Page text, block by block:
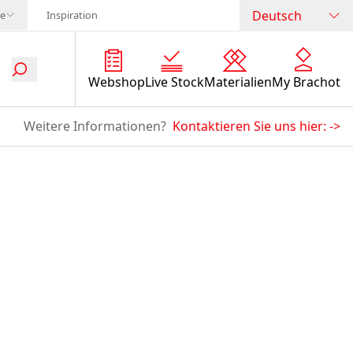
Inspiration Deutsch
WebshopLive StockMaterialienMy Brachot
Weitere Informationen? Kontaktieren Sie uns hier: ->